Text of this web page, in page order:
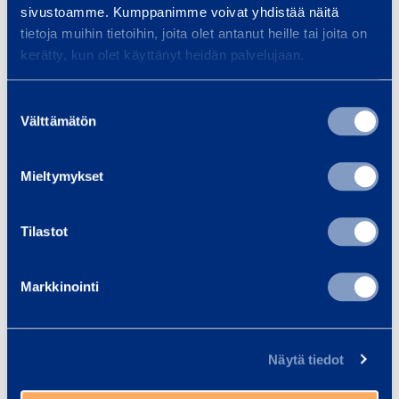
sivustoamme. Kumppanimme voivat yhdistää näitä
tietoja muihin tietoihin, joita olet antanut heille tai joita on
kerätty, kun olet käyttänyt heidän palvelujaan.
valinta
Välttämätön
Mieltymykset
Tilastot
Markkinointi
Näytä tiedot
infrastrukturbyggande, oavsett
om ditt projekt är en bro, tunnel,
…
Läs
Se alla utbildningar
ö